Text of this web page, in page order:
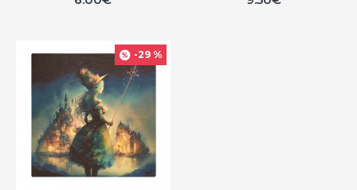
-29 %